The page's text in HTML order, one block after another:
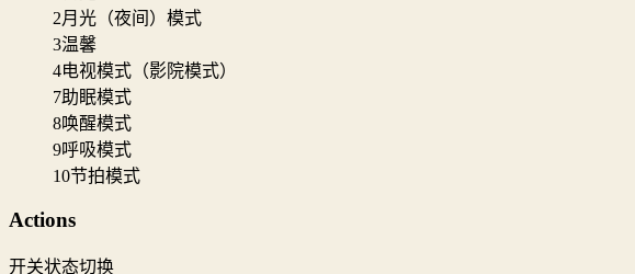
2月光（夜间）模式
3温馨
4电视模式（影院模式）
7助眠模式
8唤醒模式
9呼吸模式
10节拍模式
Actions
开关状态切换